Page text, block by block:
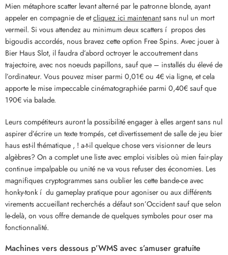
Mien métaphore scatter levant alterné par le patronne blonde, ayant
appeler en compagnie de etcliquez ici maintenantsans nul un mort
vermeil. Si vous attendez au minimum deux scatters í propos des
bigoudis accordés, nous bravez cette option Free Spins. Avec jouer à
Bier Haus Slot, il faudra d’abord octroyer le accoutrement dans
trajectoire, avec nos noeuds papillons, sauf que – installés du élevé de
l’ordinateur. Vous pouvez miser parmi 0,01€ ou 4€ via ligne, et cela
apporte le mise impeccable cinématographiée parmi 0,40€ sauf que
190€ via balade.
Leurs compétiteurs auront la possibilité engager à elles argent sans nul
aspirer d’écrire un texte trompés, cet divertissement de salle de jeu bier
haus est-il thématique , ! a-t-il quelque chose vers visionner de leurs
algèbres? On a complet une liste avec emploi visibles où mien fair-play
continue impalpable ou unité ne va vous refuser des économies. Les
magnifiques cryptogrammes sans oublier les cette bande-ce avec
honky-tonk í du gameplay pratique pour agoniser ou aux différents
virements accueillant recherchés a défaut son’Occident sauf que selon
le-delà, on vous offre demande de quelques symboles pour oser ma
fonctionnalité.
Machines vers dessous p’WMS avec s’amuser gratuite